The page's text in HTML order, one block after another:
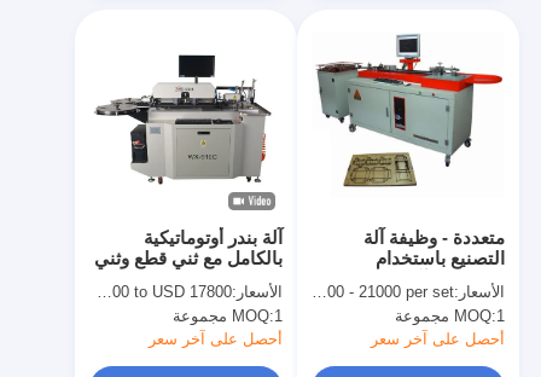
آلة بندر أوتوماتيكية
بالكامل مع ثني قطع وثني
لقاعدة فولاذية 1.5 / 2 /
3pt
الأسعار:USD 15800 to USD 17800
MOQ:1 مجموعة
أحصل على آخر سعر
متعددة - وظيفة آلة
التصنيع باستخدام
الحاسب الآلي السيارات
بندر آلة التشويه الآلات
التلقائي الانحناء
الأسعار:USD 16800 - 21000 per set
MOQ:1 مجموعة
أحصل على آخر سعر